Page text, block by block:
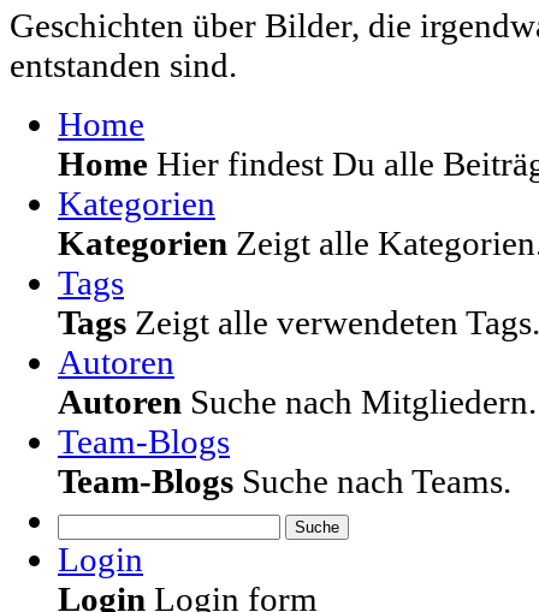
Geschichten über Bilder, die
entstanden sind.
Home
Home Hier findest Du alle
Kategorien
Kategorien Zeigt alle
Tags
Tags Zeigt alle verwendeten Tags.
Autoren
Autoren Suche nach Mitgliedern.
Team-Blogs
Team-Blogs Suche nach Teams.
Suche
Login
Login Login form